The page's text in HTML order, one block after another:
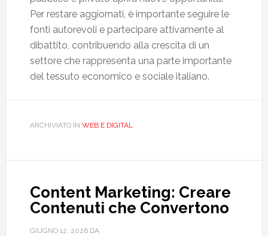
Per restare aggiornati, è importante seguire le
fonti autorevoli e partecipare attivamente al
dibattito, contribuendo alla crescita di un
settore che rappresenta una parte importante
del tessuto economico e sociale italiano.
ARCHIVIATO IN:WEB E DIGITAL
Content Marketing: Creare
Contenuti che Convertono
GIUGNO 12, 2026DA